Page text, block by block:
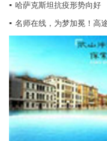
▪ 哈萨克斯坦抗疫形势向好
▪ 名师在线，为梦加冕！高